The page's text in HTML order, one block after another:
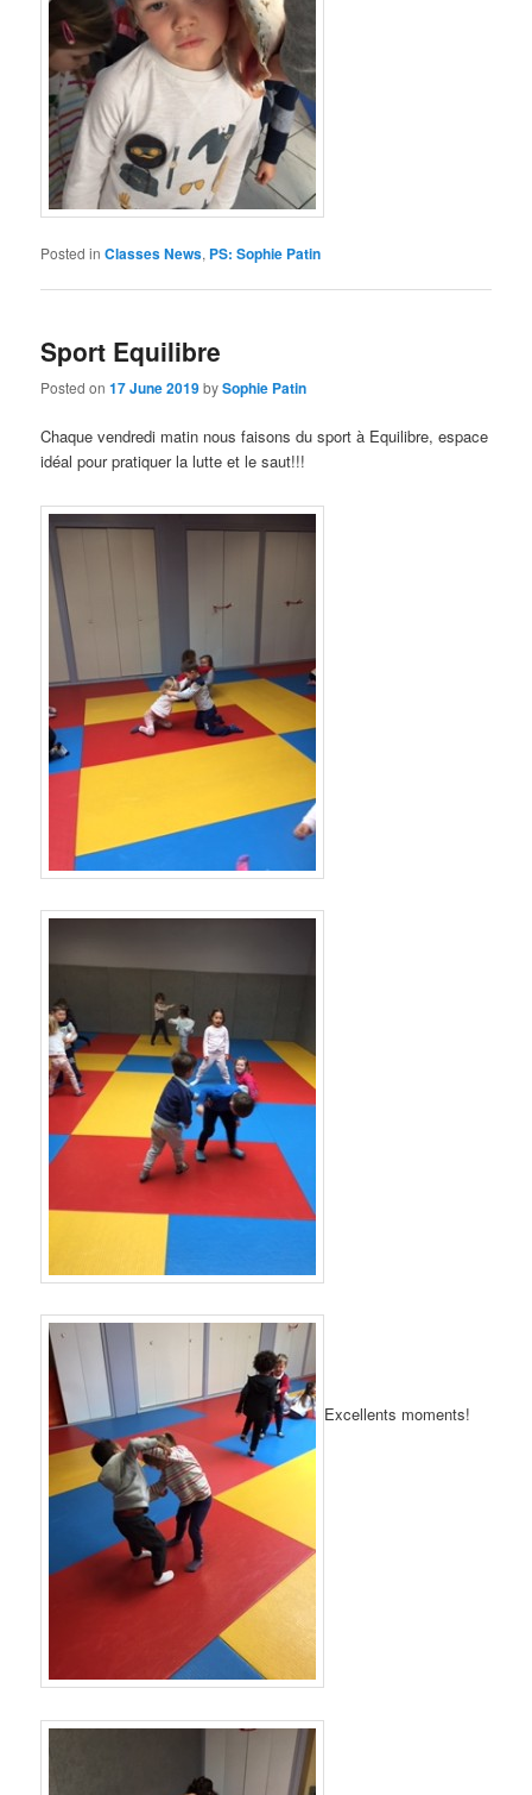
Posted in Classes News, PS: Sophie Patin
Sport Equilibre
Posted on17 June 2019bySophie Patin
Chaque vendredi matin nous faisons du sport à Equilibre, espace
idéal pour pratiquer la lutte et le saut!!!
Excellents moments!